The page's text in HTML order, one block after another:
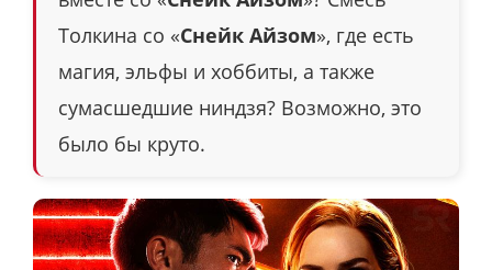
Толкина со «Снейк Айзом», где есть
магия, эльфы и хоббиты, а также
сумасшедшие ниндзя? Возможно, это
было бы круто.